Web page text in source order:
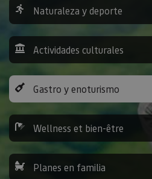
Naturaleza y deporte
Actividades culturales
Gastro y enoturismo
Wellness et bien-être
Planes en familia